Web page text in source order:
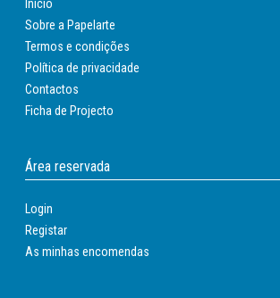
Início
Sobre a Papelarte
Termos e condições
Política de privacidade
Contactos
Ficha de Projecto
Área reservada
Login
Registar
As minhas encomendas